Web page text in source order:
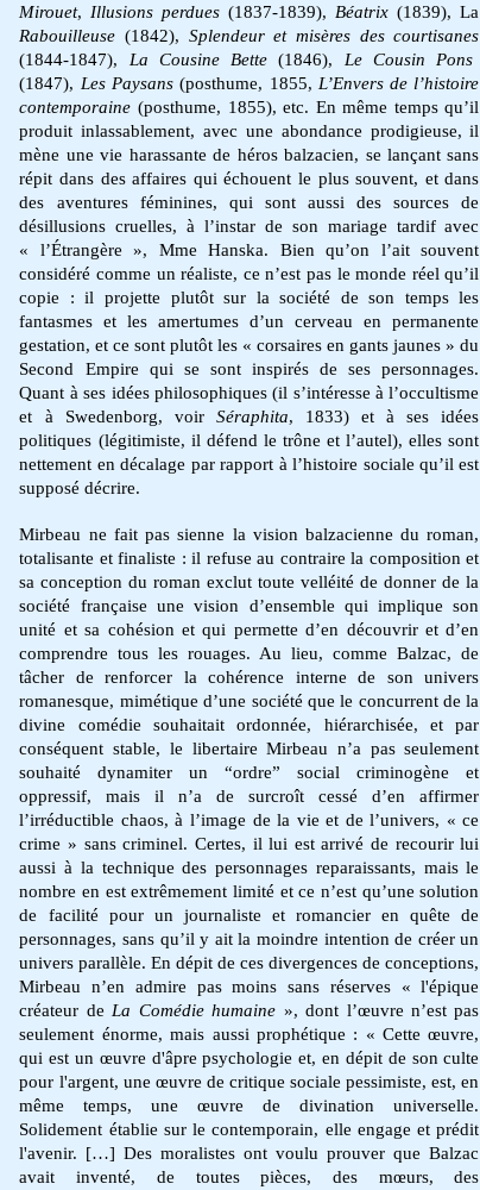
Mirouet, Illusions perdues (1837-1839), Béatrix(1839), La
Rabouilleuse (1842), Splendeur et misères des courtisanes
(1844-1847), La Cousine Bette (1846), Le Cousin Pons
(1847), Les Paysans(posthume, 1855, L’Envers de l’histoire
contemporaine (posthume, 1855), etc. En même temps qu’il
produit inlassablement, avec une abondance prodigieuse, il
mène une vie harassante de héros balzacien, se lançant sans
répit dans des affaires qui échouent le plus souvent, et dans
des aventures féminines, qui sont aussi des sources de
désillusions cruelles, à l’instar de son mariage tardif avec
« l’Étrangère », Mme Hanska. Bien qu’on l’ait souvent
considéré comme un réaliste, ce n’est pas le monde réel qu’il
copie : il projette plutôt sur la société de son temps les
fantasmes et les amertumes d’un cerveau en permanente
gestation, et ce sont plutôt les « corsaires en gants jaunes » du
Second Empire qui se sont inspirés de ses personnages.
Quant à ses idées philosophiques (il s’intéresse à l’occultisme
et à Swedenborg, voir Séraphita, 1833) et à ses idées
politiques (légitimiste, il défend le trône et l’autel), elles sont
nettement en décalage par rapport à l’histoire sociale qu’il est
supposé décrire.
Mirbeau ne fait pas sienne la vision balzacienne du roman,
totalisante et finaliste : il refuse au contraire la composition et
sa conception du roman exclut toute velléité de donner de la
société française une vision d’ensemble qui implique son
unité et sa cohésion et qui permette d’en découvrir et d’en
comprendre tous les rouages. Au lieu, comme Balzac, de
tâcher de renforcer la cohérence interne de son univers
romanesque, mimétique d’une société que le concurrent de la
divine comédie souhaitait ordonnée, hiérarchisée, et par
conséquent stable, le libertaire Mirbeau n’a pas seulement
souhaité dynamiter un “ordre” social criminogène et
oppressif, mais il n’a de surcroît cessé d’en affirmer
l’irréductible chaos, à l’image de la vie et de l’univers, « ce
crime » sans criminel. Certes, il lui est arrivé de recourir lui
aussi à la technique des personnages reparaissants, mais le
nombre en est extrêmement limité et ce n’est qu’une solution
de facilité pour un journaliste et romancier en quête de
personnages, sans qu’il y ait la moindre intention de créer un
univers parallèle. En dépit de ces divergences de conceptions,
Mirbeau n’en admire pas moins sans réserves « l'épique
créateur de La Comédie humaine », dont l’œuvre n’est pas
seulement énorme, mais aussi prophétique : « Cette œuvre,
qui est un œuvre d'âpre psychologie et, en dépit de son culte
pour l'argent, une œuvre de critique sociale pessimiste, est, en
même temps, une œuvre de divination universelle.
Solidement établie sur le contemporain, elle engage et prédit
l'avenir. […] Des moralistes ont voulu prouver que Balzac
avait inventé, de toutes pièces, des mœurs, des